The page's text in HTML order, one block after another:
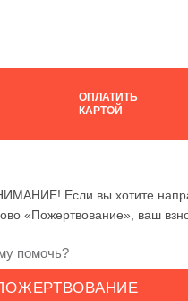
ОПЛАТИТЬ
КАРТОЙ
Если вы хотите
«Пожертвование», ваш
помочь?